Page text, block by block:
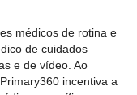
médicos de rotina e
de cuidados
e de vídeo. Ao
incentiva a